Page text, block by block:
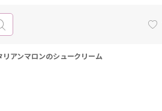
アンマロンのシュークリーム